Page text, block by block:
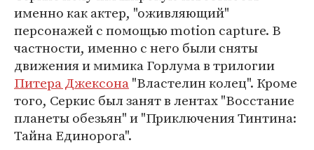
именно как актер, "оживляющий"
персонажей с помощью motion capture. В
частности, именно с него были сняты
движения и мимика Горлума в трилогии
Питера Джексона"Властелин колец". Кроме
того, Серкис был занят в лентах "Восстание
планеты обезьян" и "Приключения Тинтина:
Тайна Единорога".